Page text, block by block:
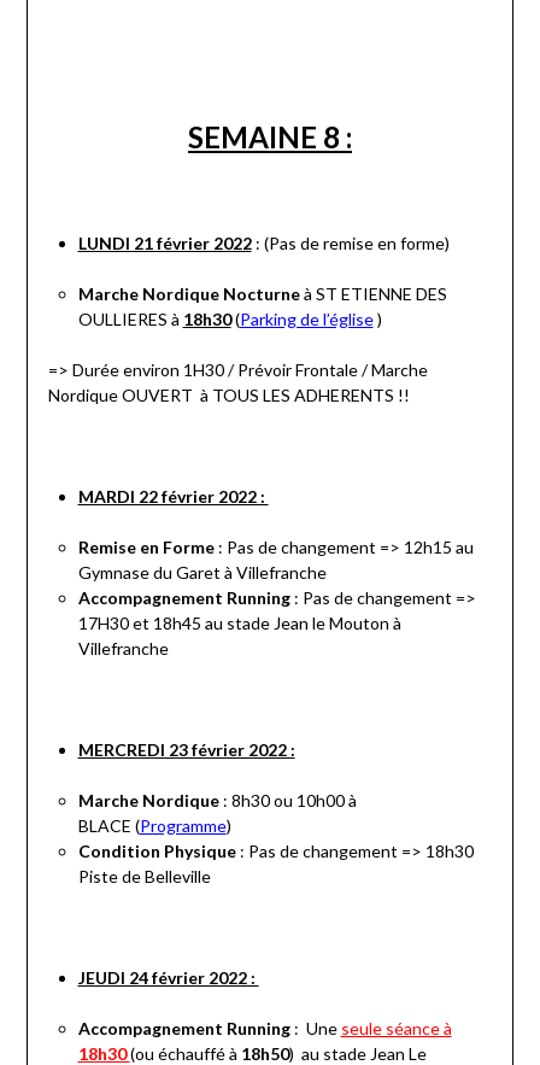
SEMAINE 8 :
LUNDI 21 février 2022: (Pas de remise en forme)
Marche Nordique Nocturneà ST ETIENNE DES
OULLIERES à 18h30(Parking de l’église)
=> Durée environ 1H30 / Prévoir Frontale / Marche
Nordique OUVERT à TOUS LES ADHERENTS !!
MARDI 22 février 2022 :
Remise en Forme: Pas de changement => 12h15 au
Gymnase du Garet à Villefranche
Accompagnement Running: Pas de changement =>
17H30 et 18h45 au stade Jean le Mouton à
Villefranche
MERCREDI 23 février 2022 :
Marche Nordique: 8h30 ou 10h00 à
BLACE (Programme)
Condition Physique: Pas de changement => 18h30
Piste de Belleville
JEUDI 24 février 2022 :
Accompagnement Running: Une seule séance à
18h30(ou échauffé à 18h50) au stade Jean Le